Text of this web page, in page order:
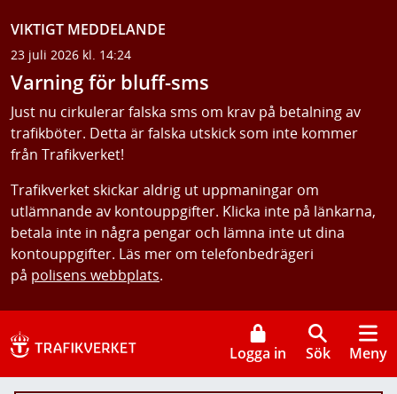
VIKTIGT MEDDELANDE
23 juli 2026 kl. 14:24
Varning för bluff-sms
Just nu cirkulerar falska sms om krav på betalning av
trafikböter. Detta är falska utskick som inte kommer
från Trafikverket!
Trafikverket skickar aldrig ut uppmaningar om
utlämnande av kontouppgifter. Klicka inte på länkarna,
betala inte in några pengar och lämna inte ut dina
kontouppgifter. Läs mer om telefonbedrägeri
på polisens webbplats.
Logga in Sök Meny